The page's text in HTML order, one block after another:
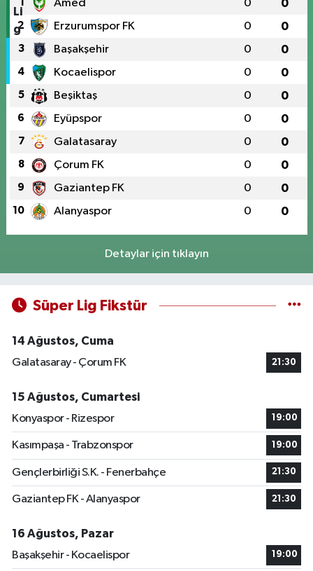
1 Amed 0 0
2 Erzurumspor FK 0 0
3 Başakşehir 0 0
4 Kocaelispor 0 0
5 Beşiktaş 0 0
6 Eyüpspor 0 0
7 Galatasaray 0 0
8 Çorum FK 0 0
9 Gaziantep FK 0 0
10 Alanyaspor 0 0
Detaylar için tıklayın
Süper Lig Fikstür
14 Ağustos, Cuma
Galatasaray - Çorum FK
21:30
15 Ağustos, Cumartesi
Konyaspor - Rizespor
19:00
Kasımpaşa - Trabzonspor 19:00
Gençlerbirliği S.K. - Fenerbahçe 21:30
Gaziantep FK - Alanyaspor 21:30
16 Ağustos, Pazar
Başakşehir - Kocaelispor
19:00